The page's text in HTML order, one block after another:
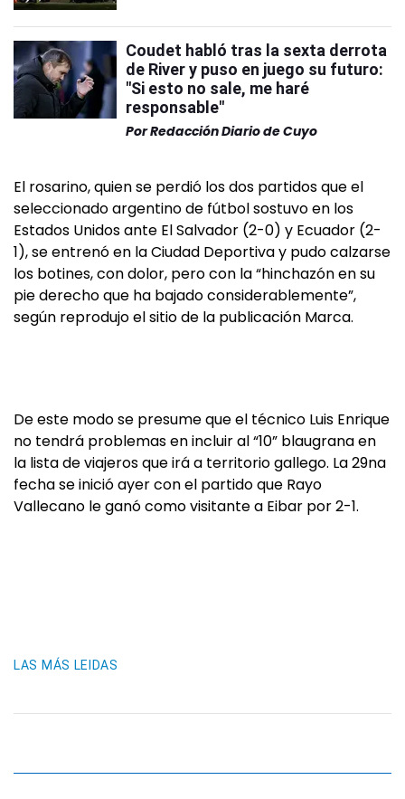
Coudet habló tras la sexta derrota
de River y puso en juego su futuro:
"Si esto no sale, me haré
responsable"
PorRedacción Diario de Cuyo
El rosarino, quien se perdió los dos partidos que el
seleccionado argentino de fútbol sostuvo en los
Estados Unidos ante El Salvador (2-0) y Ecuador (2-
1), se entrenó en la Ciudad Deportiva y pudo calzarse
los botines, con dolor, pero con la “hinchazón en su
pie derecho que ha bajado considerablemente”,
según reprodujo el sitio de la publicación Marca.
De este modo se presume que el técnico Luis Enrique
no tendrá problemas en incluir al “10” blaugrana en
la lista de viajeros que irá a territorio gallego. La 29na
fecha se inició ayer con el partido que Rayo
Vallecano le ganó como visitante a Eibar por 2-1.
LAS MÁS LEIDAS